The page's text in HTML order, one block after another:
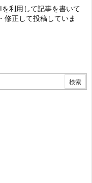
利用して記事を書いて
修正して投稿していま